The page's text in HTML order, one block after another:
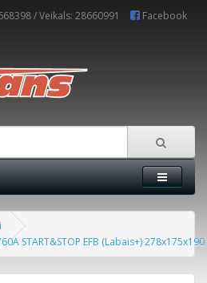
/ Veikals: 28660991 Facebook
START&STOP EFB (Labais+)